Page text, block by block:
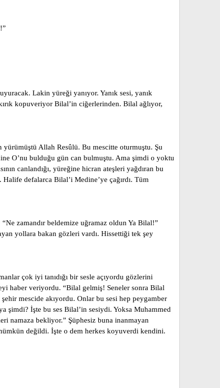
Lakin yüreği yanıyor. Yanık sesi, yanık
kopuveriyor Bilal’in ciğerlerinden. Bilal ağlıyor,
Allah Resûlü. Bu mescitte oturmuştu. Şu
O’nu bulduğu gün can bulmuştu. Ama şimdi o yoktu
canlandığı, yüreğine hicran ateşleri yağdıran bu
defalarca Bilal’i Medine’ye çağırdı. Tüm
zamandır beldemize uğramaz oldun Ya Bilal!”
yollara bakan gözleri vardı. Hissettiği tek şey
çok iyi tanıdığı bir sesle açıyordu gözlerini
haber veriyordu. “Bilal gelmiş! Seneler sonra Bilal
mescide akıyordu. Onlar bu sesi hep peygamber
şimdi? İşte bu ses Bilal’in sesiydi. Yoksa Muhammed
namaza bekliyor.” Şüphesiz buna inanmayan
değildi. İşte o dem herkes koyuverdi kendini.